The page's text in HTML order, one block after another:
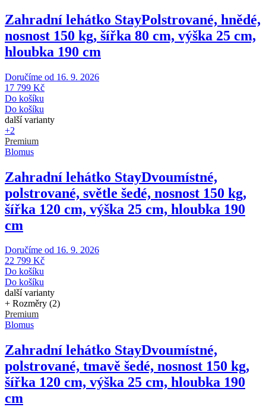
Zahradní lehátko StayPolstrované, hnědé,
nosnost 150 kg, šířka 80 cm, výška 25 cm,
hloubka 190 cm
Doručíme od 16. 9. 2026
17 799 Kč
Do košíku
Do košíku
další varianty
+2
Premium
Blomus
Zahradní lehátko StayDvoumístné,
polstrované, světle šedé, nosnost 150 kg,
šířka 120 cm, výška 25 cm, hloubka 190
cm
Doručíme od 16. 9. 2026
22 799 Kč
Do košíku
Do košíku
další varianty
+ Rozměry (2)
Premium
Blomus
Zahradní lehátko StayDvoumístné,
polstrované, tmavě šedé, nosnost 150 kg,
šířka 120 cm, výška 25 cm, hloubka 190
cm